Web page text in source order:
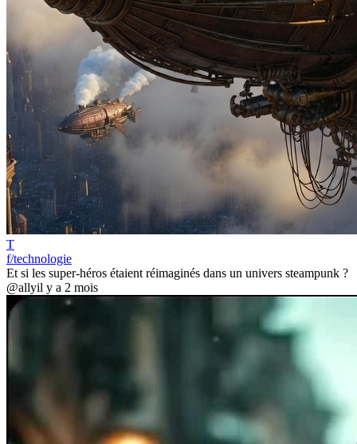
T
f/technologie
Et si les super-héros étaient réimaginés dans un univers steampunk ?
@allyil y a 2 mois